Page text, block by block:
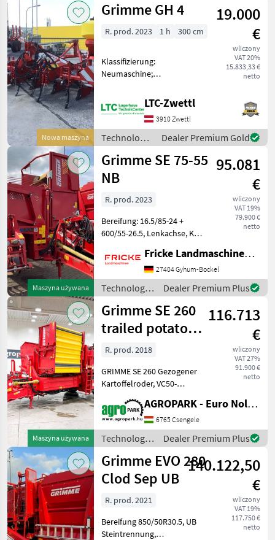
Nowa maszyna
Grimme GH 4
19.000
€
wliczony
VAT 20%
15.833,33 €
netto
R. prod. 2023 1 h 300 cm
Klassifizierung:
Neumaschine;
94004315; Weitere
Maschinenmerkmale:
Neumaschine - prompt
verfügbar Häufelgerät
Grimme GH 4 Dammfor
LTC-Zwettl
3910 Zwettl
Technologia
ziemniaczana
/ Grimme
Dealer Premium Gold
Maszyna używana
Grimme SE 75-55
NB
95.081
€
wliczony
VAT 19%
79.900 €
netto
R. prod. 2023
Bereifung: 16.5/85-24 +
600/55-26.5, Lenkachse, K80
Gelenkwelle,
Druckluftbremse,
Eigenhydraulik,
Dammaufnahme,
automatische
Dammmittenfindung, 1 Sch
Fricke Landmaschinen GmbH
27404 Gyhum-Bockel
Technologia
ziemniaczana
/ Grimme
Dealer Premium Plus
Maszyna używana
Grimme SE 260
trailed potato
harvester, C50
116.713
€
wliczony
VAT 27%
91.900 €
netto
R. prod. 2018
GRIMME SE 260 Gezogener
Kartoffelroder, VC50-
Kameras, Typ UB, 6.000 kg
Bunker,
Druckluftbremsanlage, 484
Hektar Baujahr: 2018
Gewicht: 11000 kg
AGROPARK - Euro Noliker Kft.
6765 Csengele
Technologia
ziemniaczana
/ Grimme
Dealer Premium Plus
Grimme EVO 280
Clod Sep UB
140.122,50
€
wliczony
VAT 19%
117.750 €
netto
R. prod. 2021
Bereifung 850/50R30.5, UB
Steintrennung,